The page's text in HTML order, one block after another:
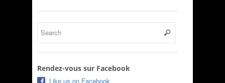
Rendez-vous sur Facebook
Like us on Facebook